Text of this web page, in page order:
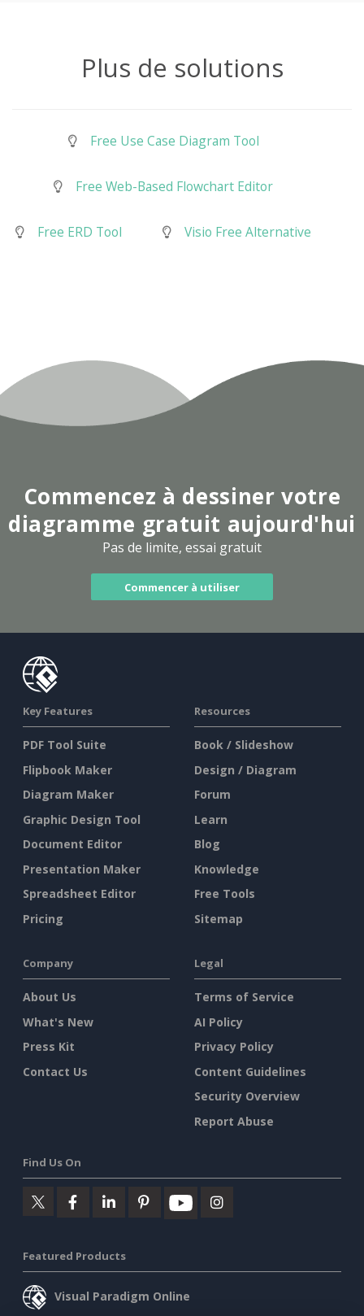
Plus de solutions
Free Use Case Diagram Tool
Free Web-Based Flowchart Editor
Free ERD Tool Visio Free Alternative
Commencez à dessiner votre
diagramme gratuit aujourd'hui
Pas de limite, essai gratuit
Commencer à utiliser
Key Features
PDF Tool Suite
Flipbook Maker
Diagram Maker
Graphic Design Tool
Document Editor
Presentation Maker
Spreadsheet Editor
Pricing
Resources
Book / Slideshow
Design / Diagram
Forum
Learn
Blog
Knowledge
Free Tools
Sitemap
Company
About Us
What's New
Press Kit
Contact Us
Legal
Terms of Service
AI Policy
Privacy Policy
Content Guidelines
Security Overview
Report Abuse
Find Us On
Featured Products
Visual Paradigm Online